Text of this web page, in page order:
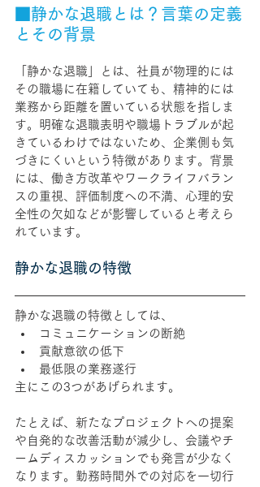
■静かな退職とは？言葉の定義
とその背景
「静かな退職」とは、社員が物理的には
その職場に在籍していても、精神的には
業務から距離を置いている状態を指しま
す。明確な退職表明や職場トラブルが起
きているわけではないため、企業側も気
づきにくいという特徴があります。背景
には、働き方改革やワークライフバラン
スの重視、評価制度への不満、心理的安
全性の欠如などが影響していると考えら
れています。
静かな退職の特徴
静かな退職の特徴としては、
コミュニケーションの断絶
貢献意欲の低下
最低限の業務遂行
主にこの3つがあげられます。
たとえば、新たなプロジェクトへの提案
や自発的な改善活動が減少し、会議やチ
ームディスカッションでも発言が少なく
なります。勤務時間外での対応を一切行